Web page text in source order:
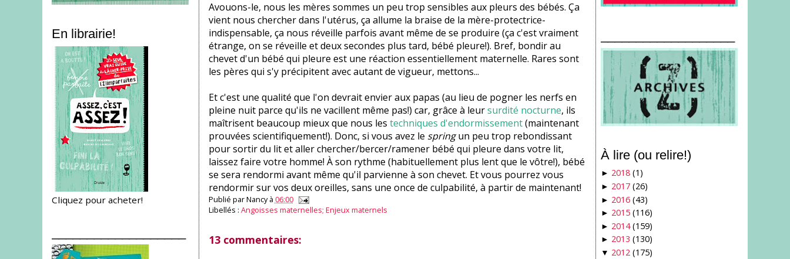
En librairie!
Cliquez pour acheter!
Avouons-le, nous les mères sommes un peu trop sensibles aux pleurs des bébés. Ça
vient nous chercher dans l'utérus, ça allume la braise de la mère-protectrice-
indispensable, ça nous réveille parfois avant même de se produire (ça c'est vraiment
étrange, on se réveille et deux secondes plus tard, bébé pleure!). Bref, bondir au
chevet d'un bébé qui pleure est une réaction essentiellement maternelle. Rares sont
les pères qui s'y précipitent avec autant de vigueur, mettons...
Et c'est une qualité que l'on devrait envier aux papas (au lieu de pogner les nerfs en
pleine nuit parce qu'ils ne vacillent même pas!) car, grâce à leursurdité nocturne, ils
maîtrisent beaucoup mieux que nous les techniques d'endormissement(maintenant
prouvées scientifiquement!). Donc, si vous avez le springun peu trop rebondissant
pour sortir du lit et aller chercher/bercer/ramener bébé qui pleure dans votre lit,
laissez faire votre homme! À son rythme (habituellement plus lent que le vôtre!), bébé
se sera rendormi avant même qu'il parvienne à son chevet. Et vous pourrez vous
rendormir sur vos deux oreilles, sans une once de culpabilité, à partir de maintenant!
Publié parNancy à 06:00
Libellés : Angoisses maternelles; Enjeux maternels
13 commentaires:
À lire (ou relire!)
► 2018 (1)
► 2017 (26)
► 2016 (43)
► 2015 (116)
► 2014 (159)
► 2013 (130)
▼ 2012 (175)